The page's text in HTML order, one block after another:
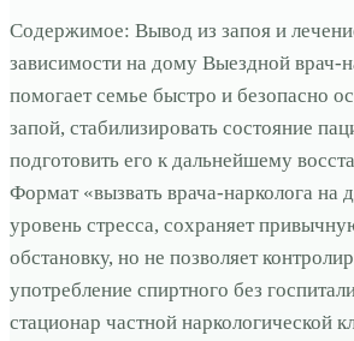
Содержимое: Вывод из запоя и
зависимости на дому Выездной врач-
помогает семье быстро и безопасно
запой, стабилизировать состояние
подготовить его к дальнейшему
Формат «вызвать врача-нарколога на
уровень стресса, сохраняет
обстановку, но не позволяет
употребление спиртного без
стационар частной наркологической